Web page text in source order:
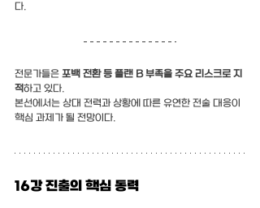
다.
전문가들은 포백 전환 등 플랜 B 부족을 주요 리스크로 지
적하고 있다.
본선에서는 상대 전력과 상황에 따른 유연한 전술 대응이
핵심 과제가 될 전망이다.
16강 진출의 핵심 동력